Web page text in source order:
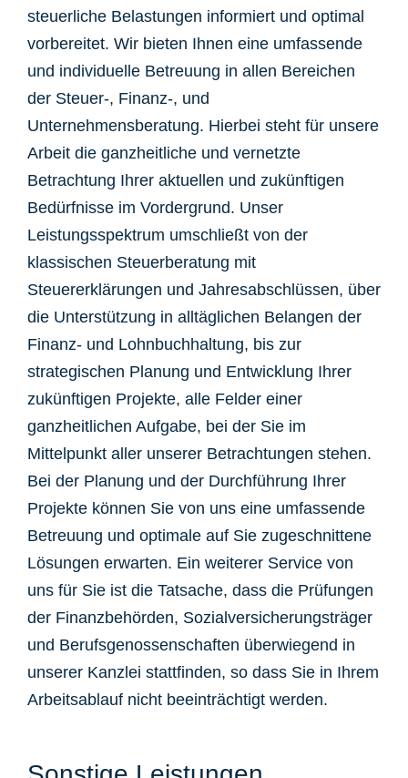
steuerliche Belastungen informiert und optimal
vorbereitet. Wir bieten Ihnen eine umfassende
und individuelle Betreuung in allen Bereichen
der Steuer-, Finanz-, und
Unternehmensberatung. Hierbei steht für unsere
Arbeit die ganzheitliche und vernetzte
Betrachtung Ihrer aktuellen und zukünftigen
Bedürfnisse im Vordergrund. Unser
Leistungsspektrum umschließt von der
klassischen Steuerberatung mit
Steuererklärungen und Jahresabschlüssen, über
die Unterstützung in alltäglichen Belangen der
Finanz- und Lohnbuchhaltung, bis zur
strategischen Planung und Entwicklung Ihrer
zukünftigen Projekte, alle Felder einer
ganzheitlichen Aufgabe, bei der Sie im
Mittelpunkt aller unserer Betrachtungen stehen.
Bei der Planung und der Durchführung Ihrer
Projekte können Sie von uns eine umfassende
Betreuung und optimale auf Sie zugeschnittene
Lösungen erwarten. Ein weiterer Service von
uns für Sie ist die Tatsache, dass die Prüfungen
der Finanzbehörden, Sozialversicherungsträger
und Berufsgenossenschaften überwiegend in
unserer Kanzlei stattfinden, so dass Sie in Ihrem
Arbeitsablauf nicht beeinträchtigt werden.